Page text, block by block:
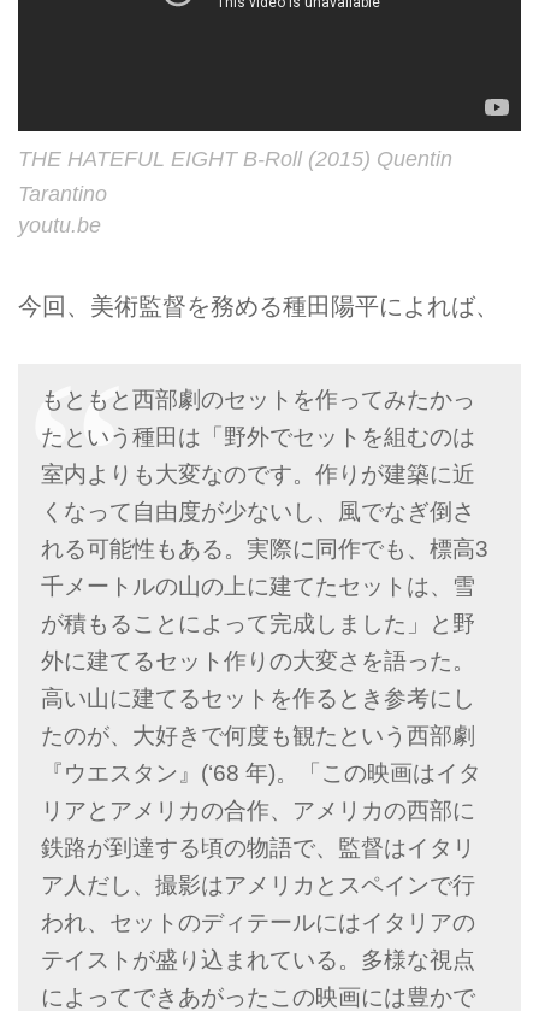
THE HATEFUL EIGHT B-Roll (2015) Quentin
Tarantino
youtu.be
今回、美術監督を務める種田陽平によれば、
もともと西部劇のセットを作ってみたかっ
たという種田は「野外でセットを組むのは
室内よりも大変なのです。作りが建築に近
くなって自由度が少ないし、風でなぎ倒さ
れる可能性もある。実際に同作でも、標高3
千メートルの山の上に建てたセットは、雪
が積もることによって完成しました」と野
外に建てるセット作りの大変さを語った。
高い山に建てるセットを作るとき参考にし
たのが、大好きで何度も観たという西部劇
『ウエスタン』(‘68 年)。「この映画はイタ
リアとアメリカの合作、アメリカの西部に
鉄路が到達する頃の物語で、監督はイタリ
ア人だし、撮影はアメリカとスペインで行
われ、セットのディテールにはイタリアの
テイストが盛り込まれている。多様な視点
によってできあがったこの映画には豊かで